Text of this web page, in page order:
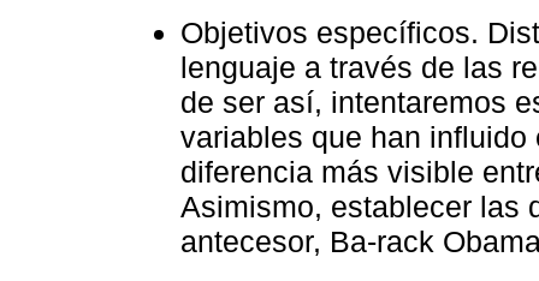
Objetivos específicos.
lenguaje a través de las
de ser así, intentaremos
variables que han
diferencia más visible
Asimismo, establecer las
antecesor, Ba-rack